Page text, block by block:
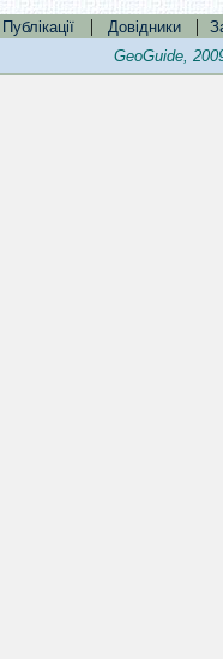
Публікації | Довідники |
GeoGuide,